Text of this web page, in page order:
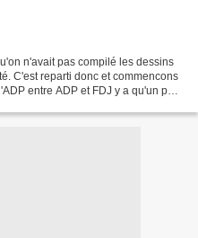
n'avait pas compilé les dessins
C'est reparti donc et commencons
entre ADP et FDJ y a qu'un pas.